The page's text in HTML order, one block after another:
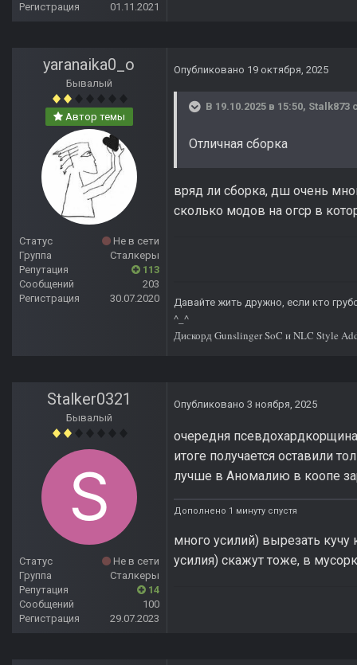
Регистрация
01.11.2021
yaranaika0_o
Бывалый
Автор темы
Статус
Не в сети
Группа
Сталкеры
Репутация
113
Сообщений
203
Регистрация
30.07.2020
Опубликовано 19 октября, 2025
В 19.10.2025 в 15:50, Stalk873
Отличная сборка
вряд ли сборка, дш очень
сколько модов на огср в
Давайте жить дружно, если кто
^_^
Дискорд Gunslinger SoC и NLC Style
Stalker0321
Бывалый
Статус
Не в сети
Группа
Сталкеры
Репутация
14
Сообщений
100
Регистрация
29.07.2023
Опубликовано 3 ноября, 2025
очередня
итоге получается оставили
лучше в Аномалию в коопе
Дополнено 1 минуту спустя
много усилий) вырезать
усилия) скажут тоже, в